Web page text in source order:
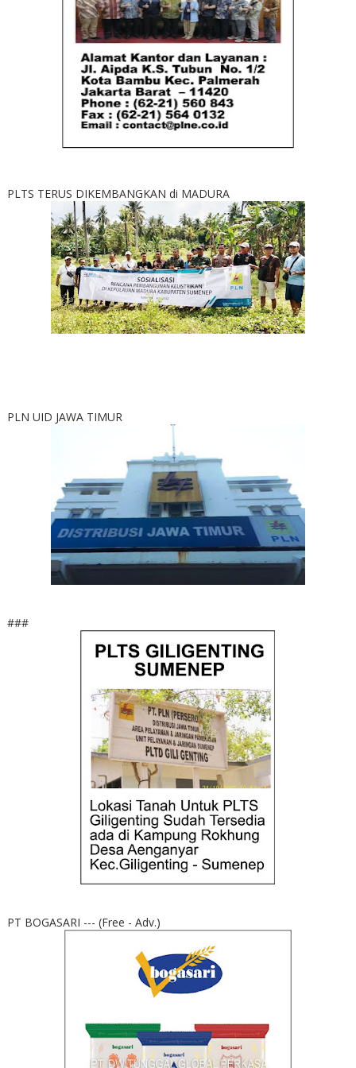
PLTS TERUS DIKEMBANGKAN di MADURA
PLN UID JAWA TIMUR
###
PT BOGASARI --- (Free - Adv.)